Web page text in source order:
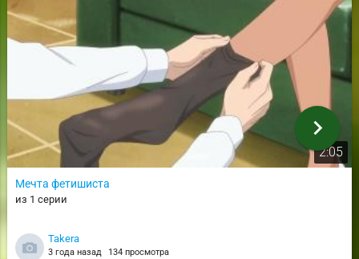
2:05
Мечта фетишиста
из 1 серии
Takera
3 года назад 134 просмотра
chevron_right